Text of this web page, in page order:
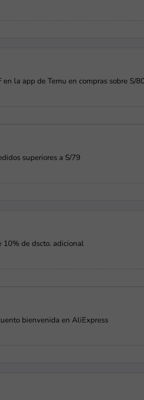
en la app de Temu en compras sobre S/
superiores a S/79
10% de dscto. adicional
bienvenida en AliExpress